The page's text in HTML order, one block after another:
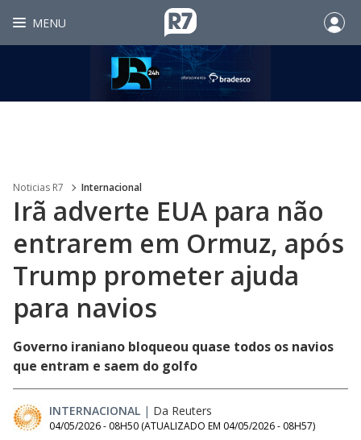
MENU
Noticias R7 Internacional
Irã adverte EUA para não
entrarem em Ormuz, após
Trump prometer ajuda
para navios
Governo iraniano bloqueou quase todos os navios
que entram e saem do golfo
INTERNACIONAL | Da Reuters
04/05/2026 - 08H50 (ATUALIZADO EM 04/05/2026 - 08H57)